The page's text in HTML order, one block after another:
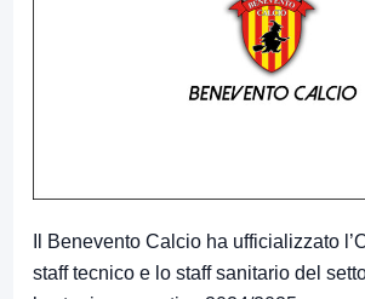
Il Benevento Calcio ha ufficializzato
staff tecnico e lo staff sanitario del